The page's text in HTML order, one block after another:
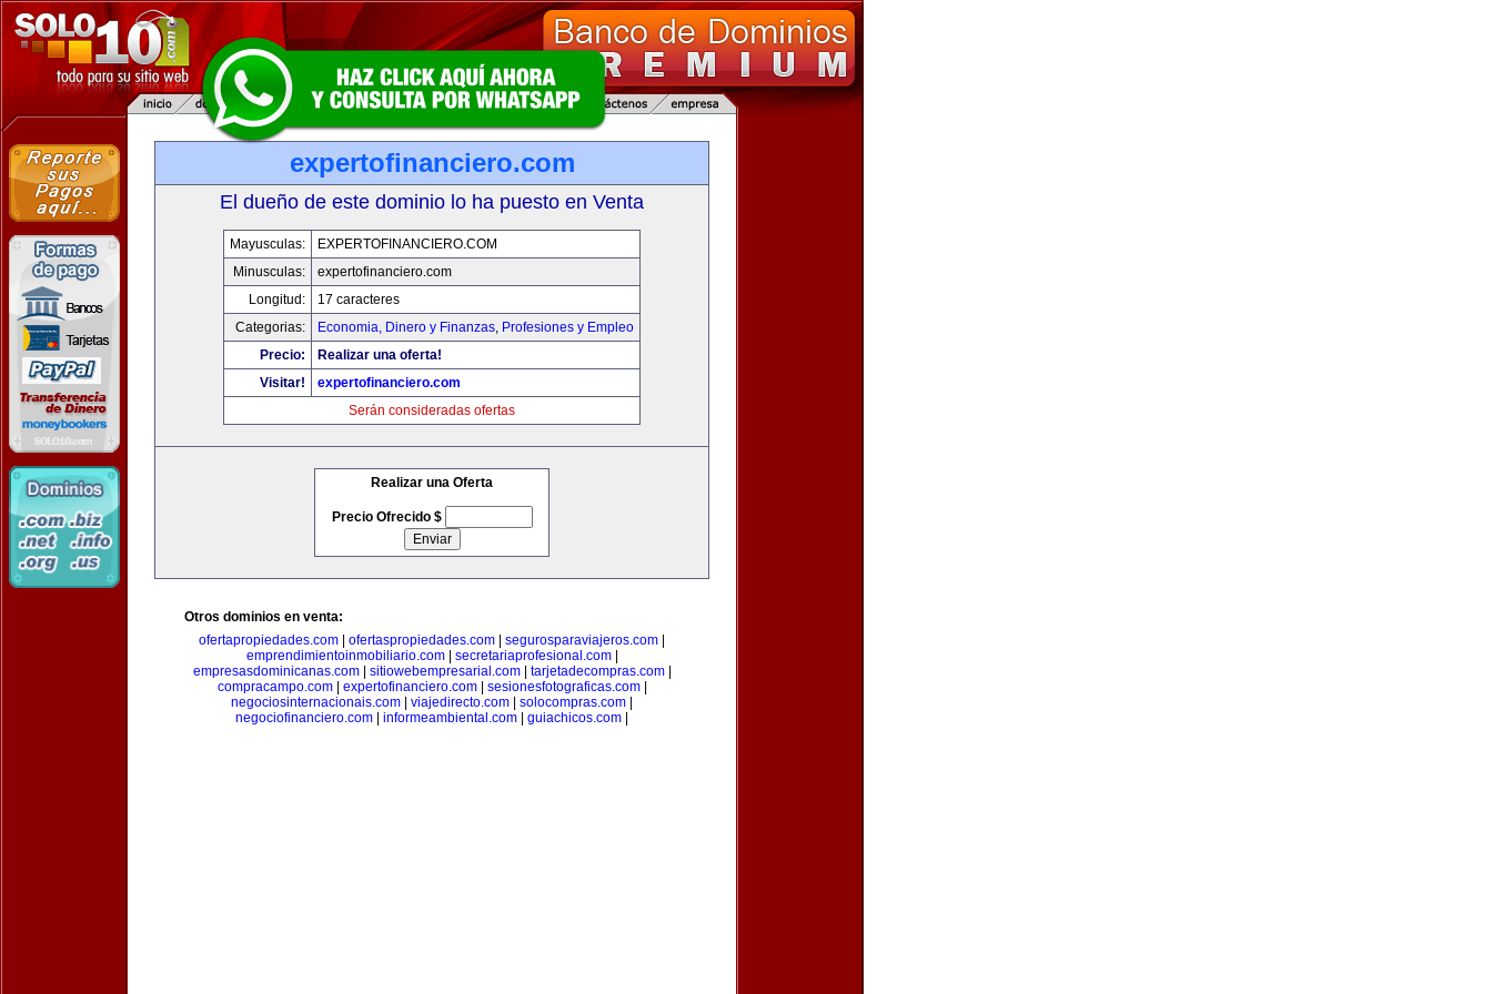
expertofinanciero.com
El dueño de este dominio lo ha puesto en Venta
Mayusculas:
EXPERTOFINANCIERO.COM
Minusculas:
expertofinanciero.com
Longitud:
17 caracteres
Categorias:
Economia, Dinero y Finanzas, Profesiones y Empleo
Precio:
Realizar una oferta!
Visitar!
expertofinanciero.com
Serán consideradas ofertas
Realizar una Oferta
Precio Ofrecido $
Otros dominios en venta:
ofertapropiedades.com
ofertaspropiedades.com segurosparaviajeros.com
emprendimientoinmobiliario.com| secretariaprofesional.com|
empresasdominicanas.com| sitiowebempresarial.com| tarjetadecompras.com|
compracampo.com| expertofinanciero.com| sesionesfotograficas.com|
negociosinternacionais.com
viajedirecto.com solocompras.com
negociofinanciero.com
informeambiental.com guiachicos.com